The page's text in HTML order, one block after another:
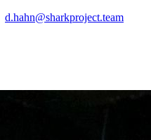
d.hahn@sharkproject.team